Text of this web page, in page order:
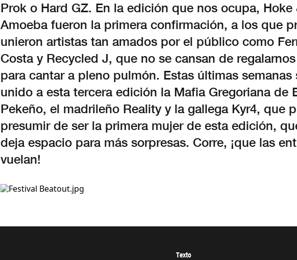
Prok o Hard GZ. En la edición que nos ocupa, Hoke
Amoeba fueron la primera confirmación, a los que
unieron artistas tan amados por el público como
Costa y Recycled J, que no se cansan de
para cantar a pleno pulmón. Estas últimas semanas
unido a esta tercera edición la Mafia Gregoriana de
Pekeño, el madrileño Reality y la gallega Kyr4, que
presumir de ser la primera mujer de esta edición,
deja espacio para más sorpresas. Corre, ¡que las
vuelan!
Texto